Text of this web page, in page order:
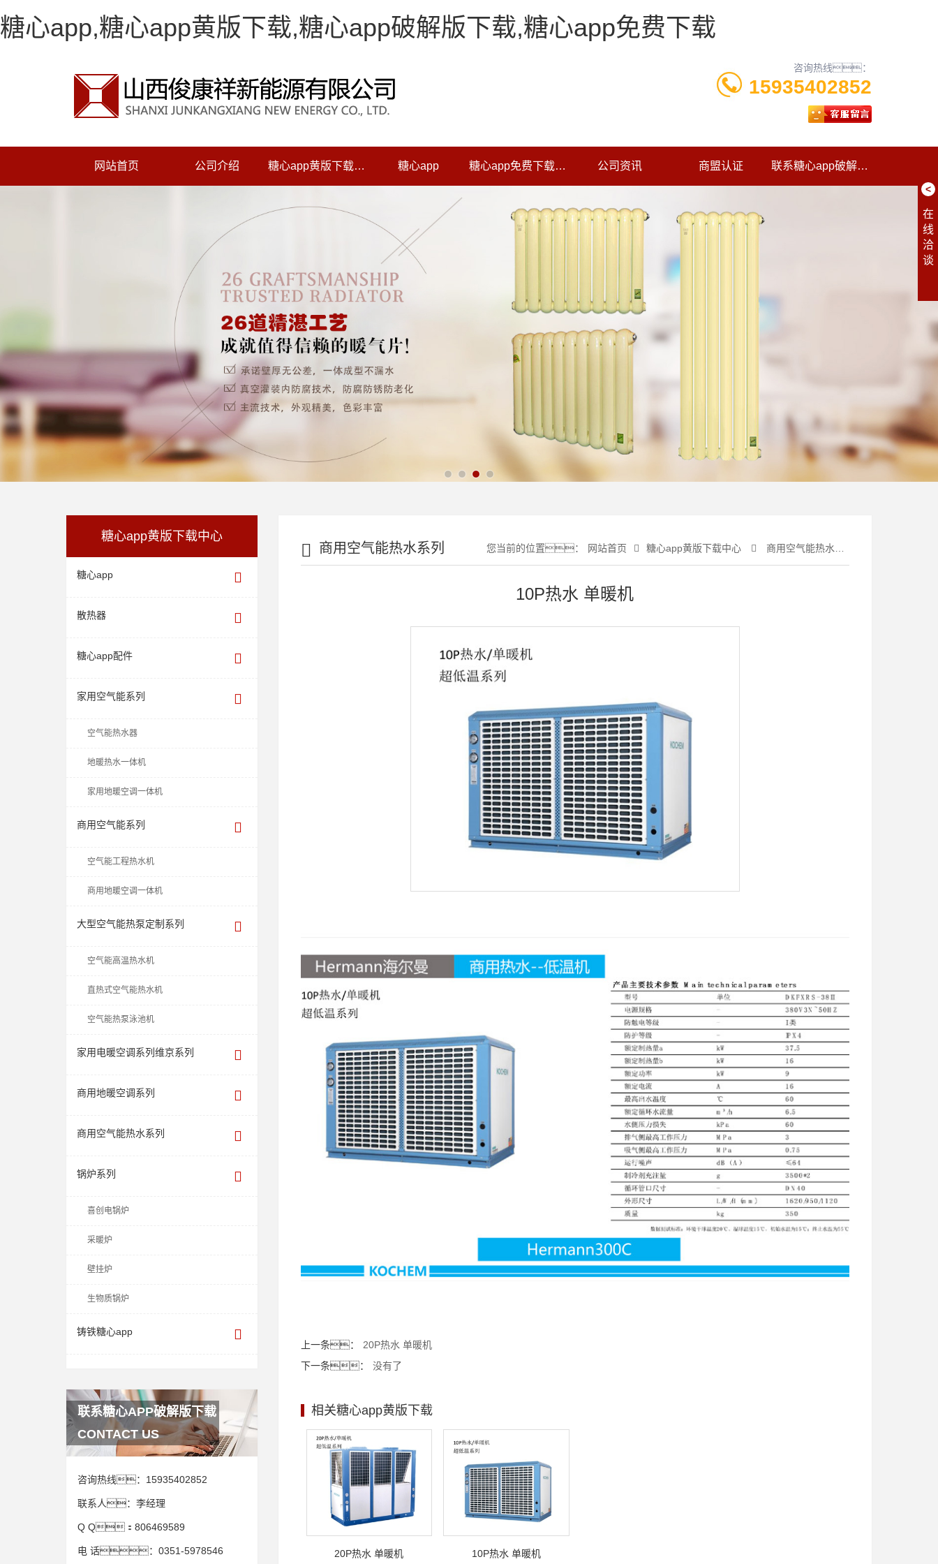
糖心app,糖心app黄版下载,糖心app破解版下载,糖心app免费下载
咨询热线：
15935402852
网站首页 公司介绍 糖心app黄版下载中心 糖心app 糖心app免费下载动态 公司资讯 商盟认证 联系糖心app破解版下载
糖心app黄版下载中心
糖心app
散热器
糖心app配件
家用空气能系列
空气能热水器
地暖热水一体机
家用地暖空调一体机
商用空气能系列
空气能工程热水机
商用地暖空调一体机
大型空气能热泵定制系列
空气能高温热水机
直热式空气能热水机
空气能热泵泳池机
家用电暖空调系列维京系列
商用地暖空调系列
商用空气能热水系列
锅炉系列
喜创电锅炉
采暖炉
壁挂炉
生物质锅炉
铸铁糖心app
联系糖心APP破解版下载
CONTACT US
咨询热线： 15935402852
联系人： 李经理
Q Q： 806469589
电 话： 0351-5978546
商用空气能热水系列 您当前的位置： 网站首页 糖心app黄版下载中心 商用空气能热水系列
10P热水 单暖机
上一条：
20P热水 单暖机
下一条：
没有了
相关糖心app黄版下载
20P热水 单暖机 10P热水 单暖机
<
在
线
洽
谈